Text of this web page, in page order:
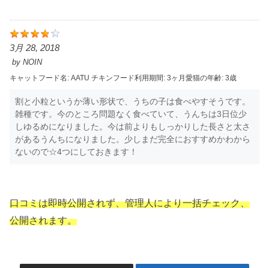
3月 28, 2018
byNOIN
キャットフード名: AATU チキンフード利用期間: 3ヶ月愛猫の年齢: 3歳
割と小粒というか薄い形状で、うちの子は食べやすそうです。
雑種です。今のところ問題なく食べていて、うんちは3日位少
しゆるめになりました。今は前よりもしっかりした長さと太さ
があるうんちになりました。少しまだ完全におすすめかわから
ないので☆4つにしておきます！
口コミは即時公開されず、管理人により一括チェック、
公開されます。